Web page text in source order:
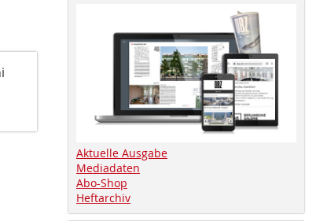
Aktuelle Ausgabe
Mediadaten
Abo-Shop
Heftarchiv